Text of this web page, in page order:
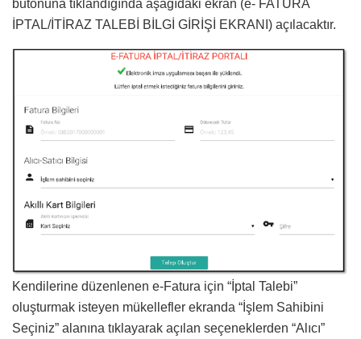
butonuna tıklandığında aşağıdaki ekran (e- FATURA
İPTAL/İTİRAZ TALEBİ BİLGİ GİRİŞİ EKRANI) açılacaktır.
Kendilerine düzenlenen e-Fatura için “İptal Talebi”
oluşturmak isteyen mükellefler ekranda “İşlem Sahibini
Seçiniz” alanına tıklayarak açılan seçeneklerden “Alıcı”